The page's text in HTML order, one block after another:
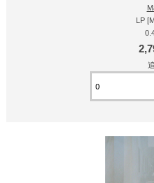
LP